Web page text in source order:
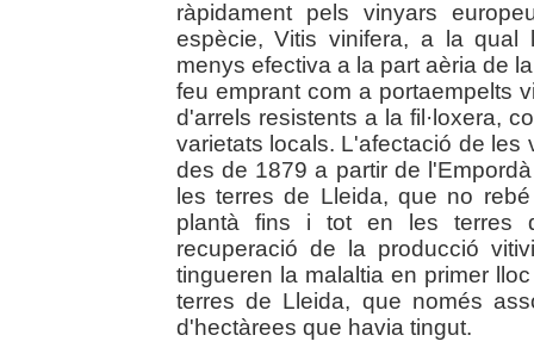
ràpidament pels vinyars
espècie, Vitis vinifera, a la qual
menys efectiva a la part aèria de
feu emprant com a portaempelts
d'arrels resistents a la fil·loxera,
varietats locals. L'afectació de
des de 1879 a partir de
les terres de Lleida, que no
plantà fins i tot en les terres
recuperació de la producció
tingueren la malaltia en primer
terres de Lleida, que només
d'hectàrees que havia tingut.